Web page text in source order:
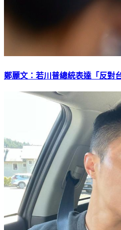
鄭麗文：若川普總統表達「反